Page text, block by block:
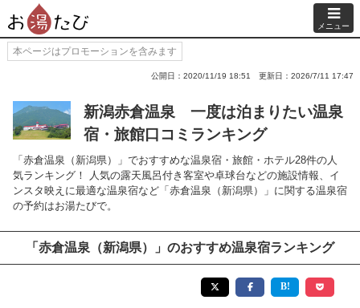
メニュー
本ページはプロモーションを含みます
公開日：2020/11/19 18:51 更新日：2026/7/11 17:47
新潟赤倉温泉 一度は泊まりたい温泉
宿・旅館口コミランキング
「赤倉温泉（新潟県）」でおすすめな温泉宿・旅館・ホテル28件の人
気ランキング！ 人気の露天風呂付き客室や卓球台などの施設情報、イ
ンスタ映えに最適な温泉宿など「赤倉温泉（新潟県）」に関する温泉宿
の予約はお湯たびで。
「赤倉温泉（新潟県）」のおすすめ温泉宿ランキング